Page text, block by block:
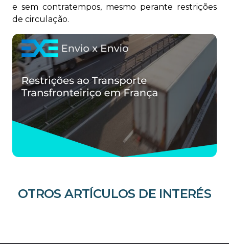
e sem contratempos, mesmo perante restrições
de circulação.
OTROS ARTÍCULOS DE INTERÉS